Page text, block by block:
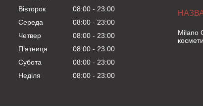
Вівторок
08:00
23:00
Середа
08:00
23:00
Четвер
08:00
23:00
Пʼятниця
08:00
23:00
Субота
08:00
23:00
Неділя
08:00 23:00
Milano